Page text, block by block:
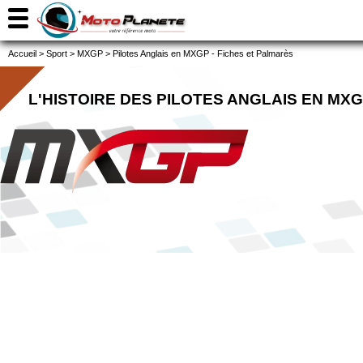
Accueil > Sport > MXGP > Pilotes Anglais en MXGP - Fiches et Palmarès
L'HISTOIRE DES PILOTES ANGLAIS EN